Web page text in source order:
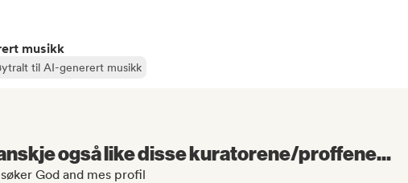
musikk
til AI-generert musikk
også like disse kuratorene/proffene...
God and mes profil